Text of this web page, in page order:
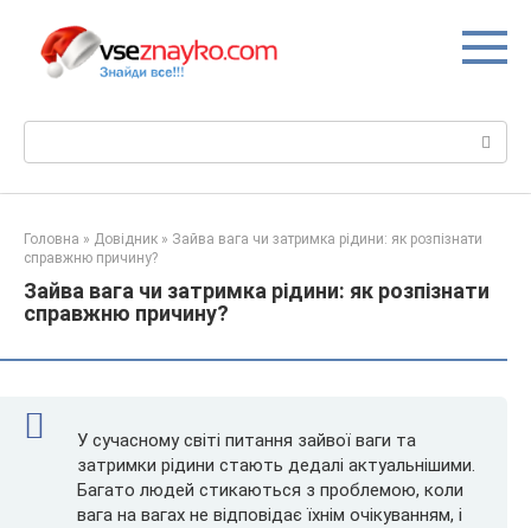
вмісту
Головна » Довідник » Зайва вага чи затримка рідини: як розпізнати
справжню причину?
Зайва вага чи затримка рідини: як розпізнати
справжню причину?
У сучасному світі питання зайвої ваги та
затримки рідини стають дедалі актуальнішими.
Багато людей стикаються з проблемою, коли
вага на вагах не відповідає їхнім очікуванням, і